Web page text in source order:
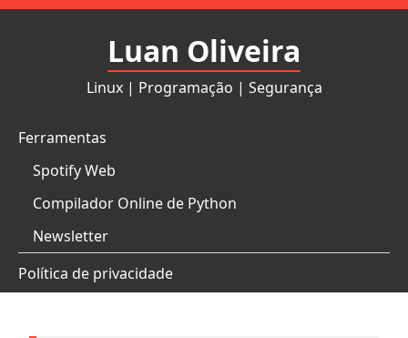
Pular
Luan Oliveira
Linux | Programação | Segurança
Ferramentas
Spotify Web
Compilador Online de Python
Newsletter
Política de privacidade